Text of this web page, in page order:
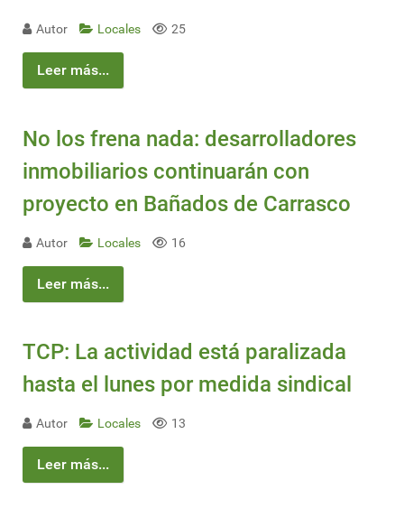
Autor Locales 25
Leer más...
No los frena nada: desarrolladores
inmobiliarios continuarán con
proyecto en Bañados de Carrasco
Autor Locales 16
Leer más...
TCP: La actividad está paralizada
hasta el lunes por medida sindical
Autor Locales 13
Leer más...